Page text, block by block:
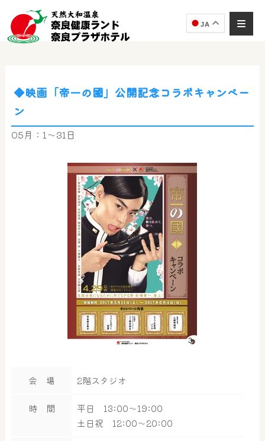
JA
◆映画「帝一の國」公開記念コラボキャンペー
ン
05月：1～31日
会 場 2階スタジオ
時 間
平日 13:00～19:00
土日祝 12:00～20:00